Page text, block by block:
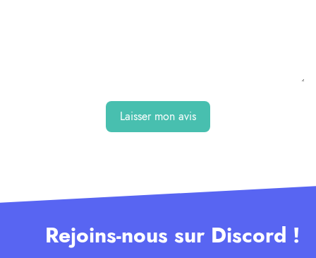
Laisser mon avis
Rejoins-nous sur Discord !